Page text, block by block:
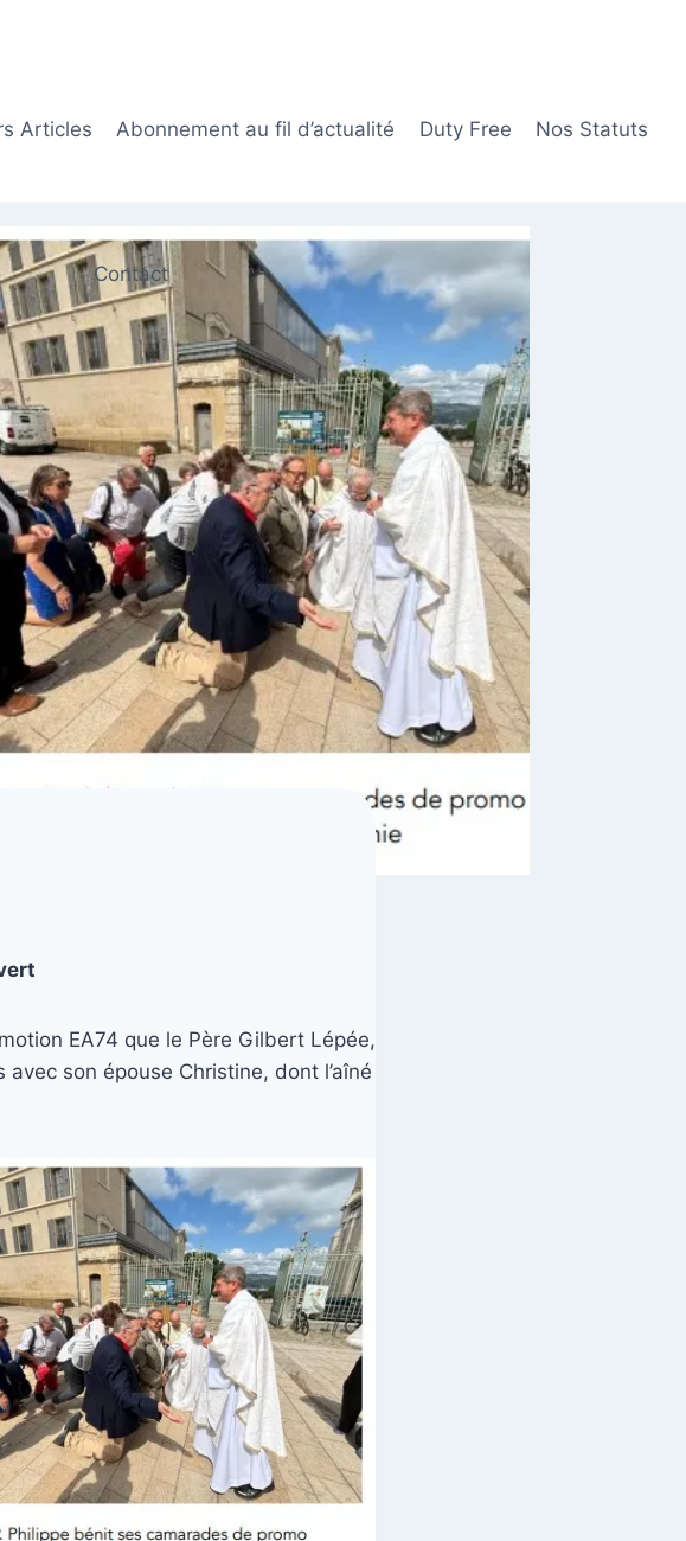
Articles Abonnement au fil d’actualité Duty Free Nos Statuts
Contact
EA74 que le Père Gilbert Lépée,
son épouse Christine, dont l’aîné